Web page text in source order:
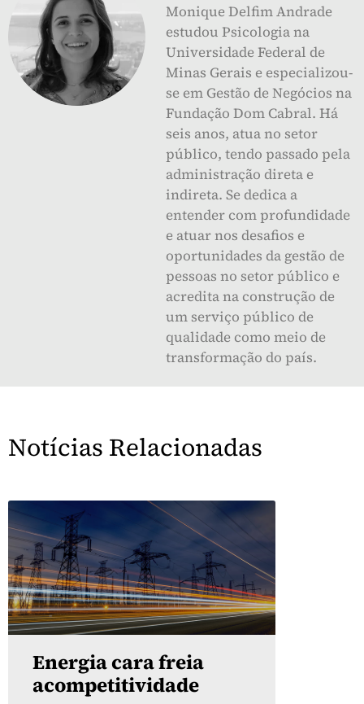
Monique Delfim Andrade
estudou Psicologia na
Universidade Federal de
Minas Gerais e especializou-
se em Gestão de Negócios na
Fundação Dom Cabral. Há
seis anos, atua no setor
público, tendo passado pela
administração direta e
indireta. Se dedica a
entender com profundidade
e atuar nos desafios e
oportunidades da gestão de
pessoas no setor público e
acredita na construção de
um serviço público de
qualidade como meio de
transformação do país.
Notícias Relacionadas
Energia cara freia
acompetitividade